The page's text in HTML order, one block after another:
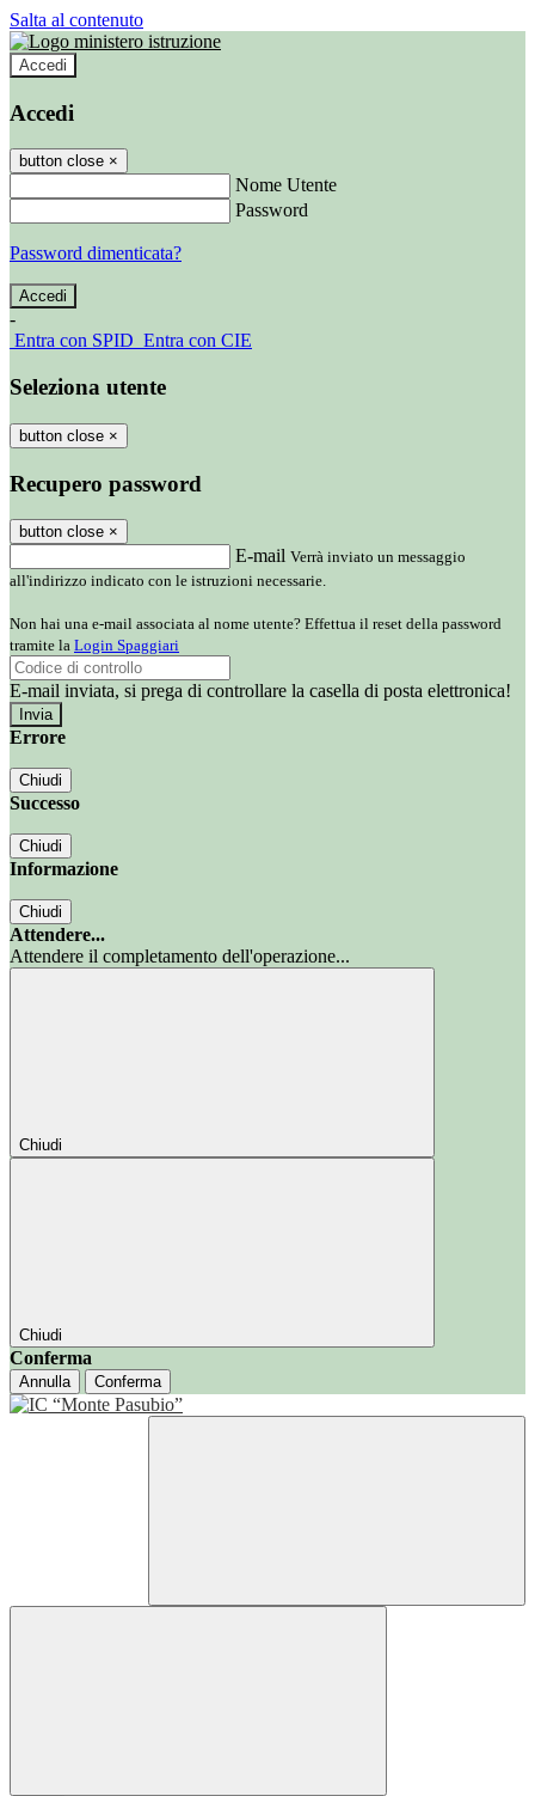
Salta al contenuto
Accedi
Accedi
button close ×
Nome Utente
Password
Password dimenticata?
-
Entra con SPID Entra con CIE
Seleziona utente
button close ×
Recupero password
button close ×
E-mail Verrà inviato un messaggio
all'indirizzo indicato con le istruzioni necessarie.
Non hai una e-mail associata al nome utente? Effettua il reset della password
tramite la Login Spaggiari
E-mail inviata, si prega di controllare la casella di posta elettronica!
Errore
Chiudi
Successo
Chiudi
Informazione
Chiudi
Attendere...
Attendere il completamento dell'operazione...
Chiudi
Chiudi
Conferma
Annulla Conferma